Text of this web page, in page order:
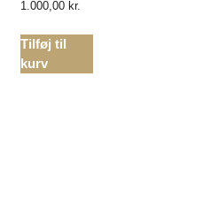
1.000,00 kr.
Tilføj til
kurv